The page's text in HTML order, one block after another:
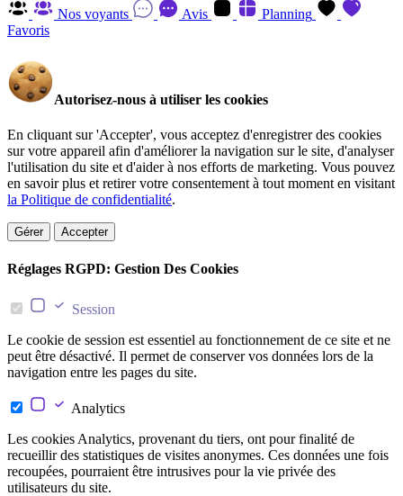
Nos voyants Avis
Planning
Favoris
Autorisez-nous à utiliser les cookies
En cliquant sur 'Accepter', vous acceptez d'enregistrer des cookies
sur votre appareil afin d'améliorer la navigation sur le site, d'analyser
l'utilisation du site et d'aider à nos efforts de marketing. Vous pouvez
en savoir plus et retirer votre consentement à tout moment en visitant
la Politique de confidentialité.
Gérer Accepter
Réglages RGPD: Gestion Des Cookies
Session
Le cookie de session est essentiel au fonctionnement de ce site et ne
peut être désactivé. Il permet de conserver vos données lors de la
navigation entre les pages du site.
Analytics
Les cookies Analytics, provenant du tiers, ont pour finalité de
recueillir des statistiques de visites anonymes. Ces données une fois
recoupées, pourraient être intrusives pour la vie privée des
utilisateurs du site.